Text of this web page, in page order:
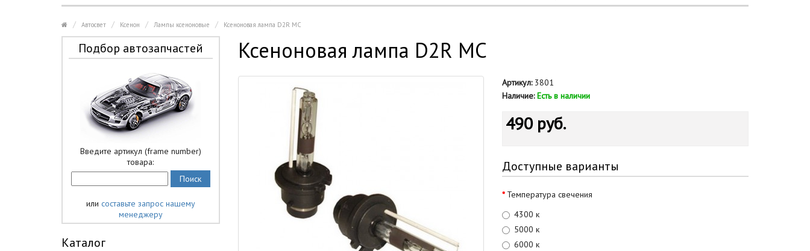
Автосвет Ксенон Лампы ксеноновые Ксеноновая лампа D2R MC
Подбор автозапчастей
Введите артикул (frame number)
товара:
или составьте запрос нашему
менеджеру
Каталог
Ксеноновая лампа D2R MC
Артикул:3801
Наличие: Есть в наличии
490 руб.
Доступные варианты
Температура свечения
4300 к
5000 к
6000 к